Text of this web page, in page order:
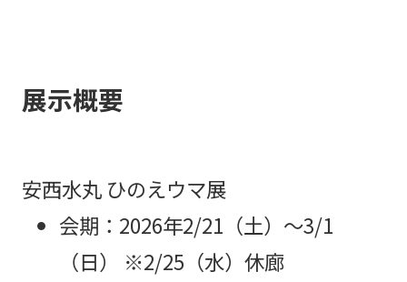
展示概要
安西水丸 ひのえウマ展
会期：2026年2/21（土）～3/1
（日） ※2/25（水）休廊